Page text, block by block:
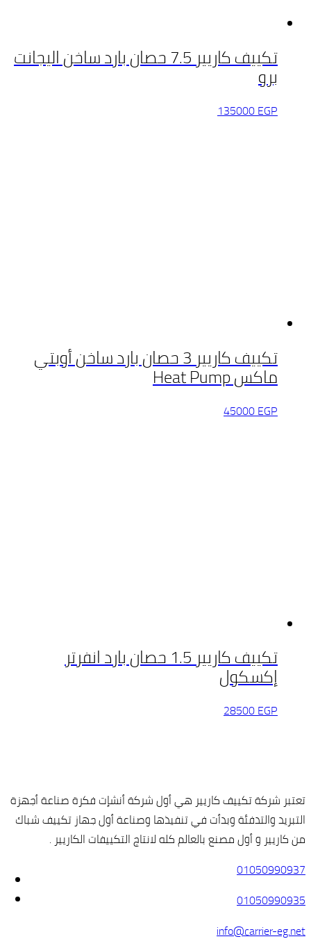
تكييف كاريير 7.5 حصان بارد ساخن اليجانت
برو
135000EGP
تكييف كاريير 3 حصان بارد ساخن أوبتي
ماكس Heat Pump
45000EGP
تكييف كاريير 1.5 حصان بارد انفرتر
إكسكول
28500EGP
تعتبر شركة تكييف كاريير هي أول شركة أنشإت فكرة صناعة أجهزة
التبريد والتدفئة وبدأت في تنفيذها وصناعة أول جهاز تكييف شباك
من كاريير و أول مصنع بالعالم كله لانتاج التكييفات الكاريير .
01050990937
01050990935
info@carrier-eg.net